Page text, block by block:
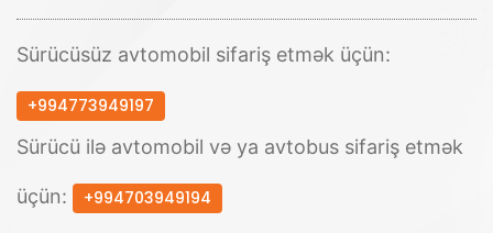
Sürücüsüz avtomobil sifariş etmək üçün:
+994773949197
Sürücü ilə avtomobil və ya avtobus sifariş etmək
üçün: +994703949194